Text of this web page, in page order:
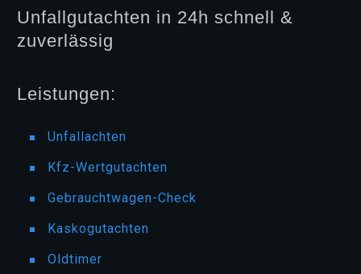
Unfallgutachten in 24h schnell &
zuverlässig
Leistungen:
Unfallachten
Kfz-Wertgutachten
Gebrauchtwagen-Check
Kaskogutachten
Oldtimer